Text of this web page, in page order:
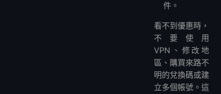
件。
看不到優惠時，
不要使用
VPN、修改地
區、購買來路不
明的兌換碼或建
立多個帳號。這